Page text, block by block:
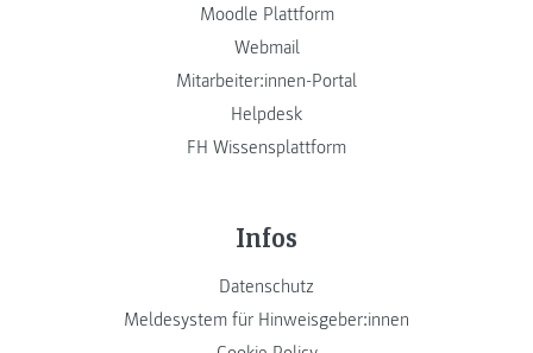
Moodle Plattform
Webmail
Mitarbeiter:innen-Portal
Helpdesk
FH Wissensplattform
Infos
Datenschutz
Meldesystem für Hinweisgeber:innen